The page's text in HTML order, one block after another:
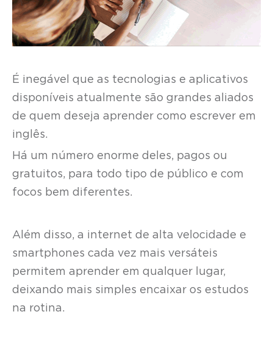
É inegável que as tecnologias e aplicativos
disponíveis atualmente são grandes aliados
de quem deseja aprender como escrever em
inglês.
Há um número enorme deles, pagos ou
gratuitos, para todo tipo de público e com
focos bem diferentes.
Além disso, a internet de alta velocidade e
smartphones cada vez mais versáteis
permitem aprender em qualquer lugar,
deixando mais simples encaixar os estudos
na rotina.